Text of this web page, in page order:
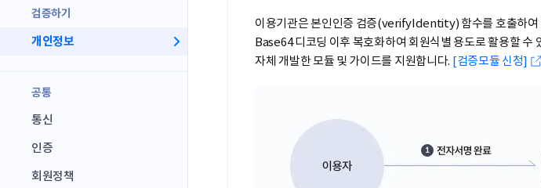
검증하기
개인정보
공통
통신
인증
회원정책
이용기관은 본인인증 검증(verifyIdentity) 함수를 호출하여
Base64 디코딩 이후 복호화하여 회원식별 용도로 활용할
자체 개발한 모듈 및 가이드를 지원합니다. [검증모듈 신청]